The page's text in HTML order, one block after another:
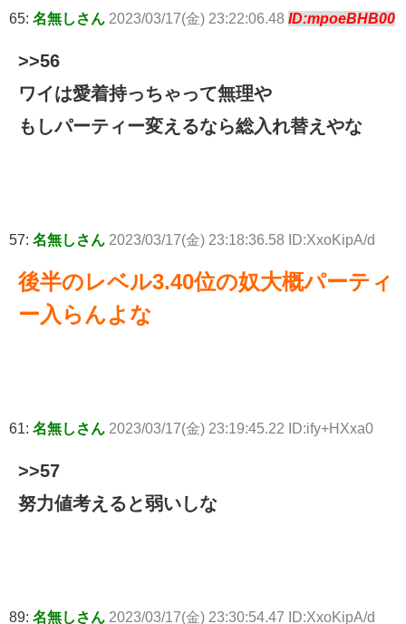
65: 名無しさん 2023/03/17(金) 23:22:06.48 ID:mpoeBHB00
>>56
ワイは愛着持っちゃって無理や
もしパーティー変えるなら総入れ替えやな
57: 名無しさん 2023/03/17(金) 23:18:36.58 ID:XxoKipA/d
後半のレベル3.40位の奴大概パーティ
ー入らんよな
61: 名無しさん 2023/03/17(金) 23:19:45.22 ID:ify+HXxa0
>>57
努力値考えると弱いしな
89: 名無しさん 2023/03/17(金) 23:30:54.47 ID:XxoKipA/d